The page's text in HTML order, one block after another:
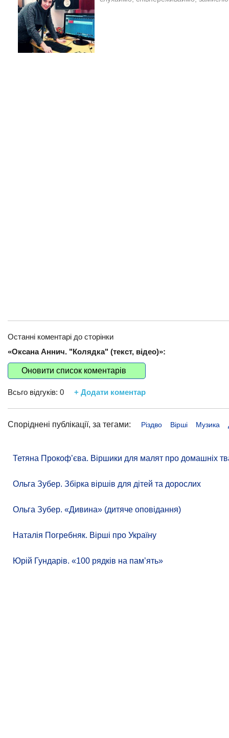
Останні коментарі до сторінки
«Оксана Аннич. "Колядка" (текст, відео)»:
Оновити список коментарів
Всьго відгуків: 0 + Додати коментар
Споріднені публікації, за тегами: Різдво Вірші Музика
Тетяна Прокоф’єва. Віршики для малят про домашніх
Ольга Зубер. Збірка віршів для дітей та дорослих
Ольга Зубер. «Дивина» (дитяче оповідання)
Наталія Погребняк. Вірші про Україну
Юрій Гундарів. «100 рядків на памʼять»